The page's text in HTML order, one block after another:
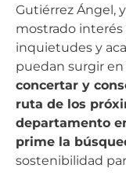
Gutiérrez Ángel,
mostrado interés
inquietudes y
puedan surgir
concertar y
ruta de los
departamento
prime la
sostenibilidad